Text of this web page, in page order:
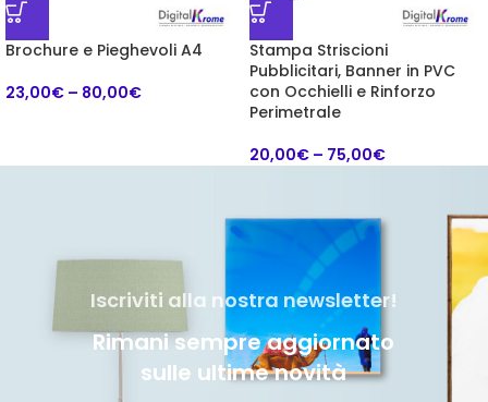
Brochure e Pieghevoli A4
23,00€ – 80,00€
Stampa Striscioni
Pubblicitari, Banner in PVC
con Occhielli e Rinforzo
Perimetrale
20,00€ – 75,00€
Iscriviti alla nostra newsletter!
Rimani sempre aggiornato
sulle ultime novità